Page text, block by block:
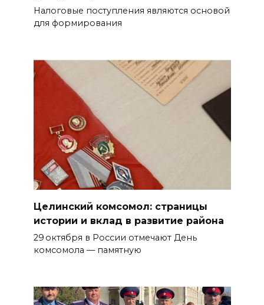
Налоговые поступления являются основой
для формирования
Целинский комсомол: страницы
истории и вклад в развитие района
29 октября в России отмечают День
комсомола — памятную